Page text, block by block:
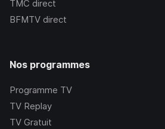
TMC direct
BFMTV direct
Nos programmes
Programme TV
TV Replay
TV Gratuit